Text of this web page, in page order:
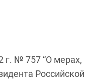
г. № 757 “О мерах,
Российской